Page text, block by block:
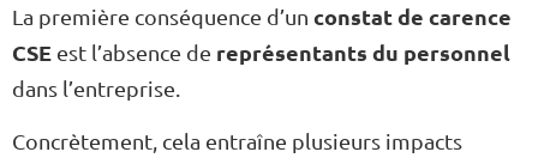
La première conséquence d’un constat de carence
CSE est l’absence de représentants du personnel
dans l’entreprise.
Concrètement, cela entraîne plusieurs impacts